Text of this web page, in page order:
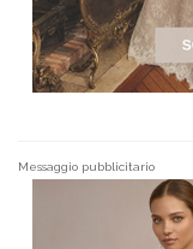
Messaggio pubblicitario